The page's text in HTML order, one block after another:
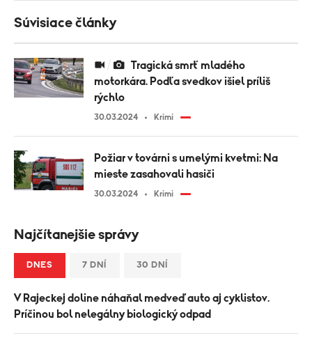
Súvisiace články
motorkára. Podľa svedkov išiel príliš
rýchlo
30.03.2024 Krimi
Požiar v továrni s umelými kvetmi: Na
mieste zasahovali hasiči
30.03.2024 Krimi
Najčítanejšie správy
DNES 7 DNÍ 30 DNÍ
V Rajeckej doline náhaňal medveď auto aj cyklistov.
Príčinou bol nelegálny biologický odpad